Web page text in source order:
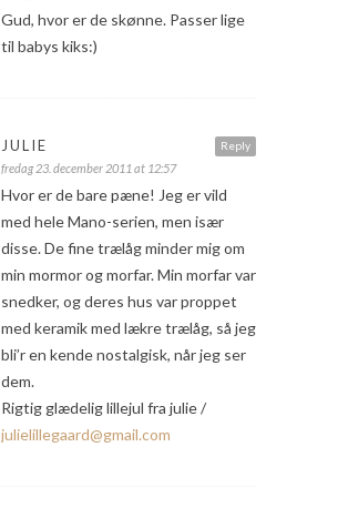
Gud, hvor er de skønne. Passer lige
til babys kiks:)
Reply
JULIE
fredag 23. december 2011 at 12:57
Hvor er de bare pæne! Jeg er vild
med hele Mano-serien, men især
disse. De fine trælåg minder mig om
min mormor og morfar. Min morfar var
snedker, og deres hus var proppet
med keramik med lækre trælåg, så jeg
bli’r en kende nostalgisk, når jeg ser
dem.
Rigtig glædelig lillejul fra julie /
julielillegaard@gmail.com